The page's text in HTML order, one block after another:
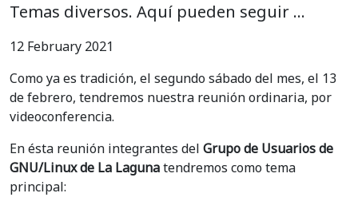
Temas diversos. Aquí pueden seguir …
12 February 2021
Como ya es tradición, el segundo sábado del mes, el 13
de febrero, tendremos nuestra reunión ordinaria, por
videoconferencia.
En ésta reunión integrantes del Grupo de Usuarios de
GNU/Linux de La Lagunatendremos como tema
principal: